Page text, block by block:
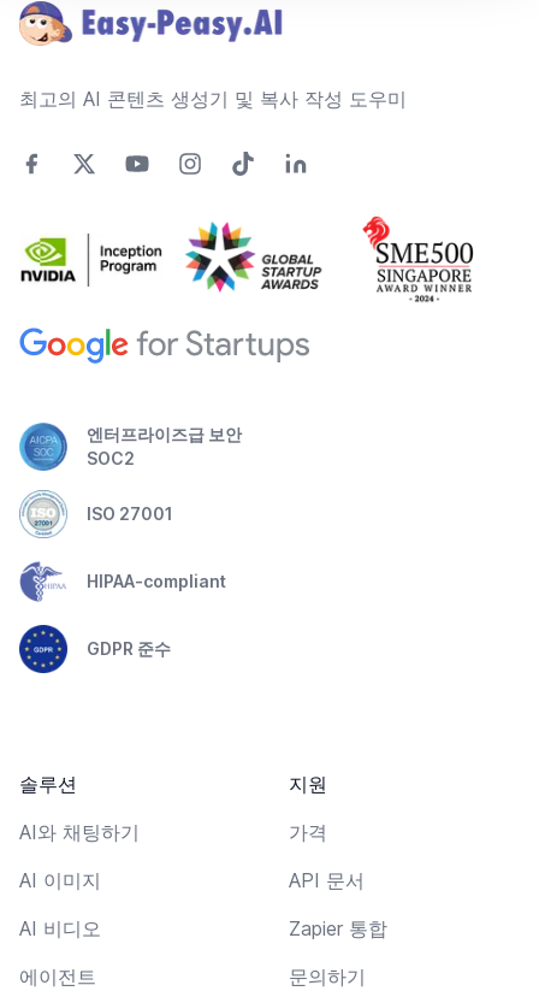
최고의 AI 콘텐츠 생성기 및 복사 작성 도우미
엔터프라이즈급 보안
SOC2
ISO 27001
HIPAA-compliant
GDPR 준수
솔루션
AI와 채팅하기
AI 이미지
AI 비디오
에이전트
지원
가격
API 문서
Zapier 통합
문의하기